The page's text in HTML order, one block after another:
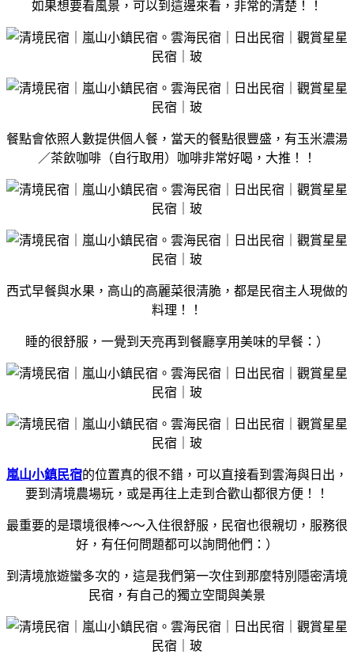
如果想要看風景，可以到這邊來看，非常的清楚！！
餐點會依照人數提供個人餐，當天的餐點很豐盛，有玉米濃湯
／茶飲咖啡（自行取用）咖啡非常好喝，大推！！
西式早餐與水果，高山的高麗菜很清脆，都是民宿主人現做的
料理！！
睡的很舒服，一覺到天亮再到餐廳享用美味的早餐：）
嵐山小鎮民宿的位置真的很不錯，可以直接看到雲海與日出，
要到清境農場玩，或是再往上走到合歡山都很方便！！
最重要的是環境很棒～～入住很舒服，民宿也很親切，服務很
好，有任何問題都可以詢問他們：）
到清境旅遊蠻多次的，這是我們第一次住到那麼特別隱密清境
民宿，有自己的獨立空間與美景